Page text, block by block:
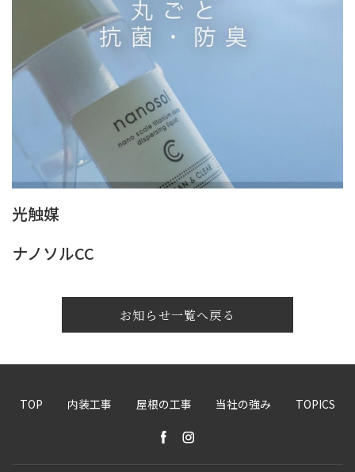
光触媒
ナノソルCC
お知らせ一覧へ戻る
TOP 内装工事 屋根の工事 当社の強み TOPICS